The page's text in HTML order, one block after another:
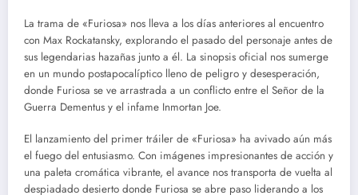
La trama de «Furiosa» nos lleva a los días anteriores al encuentro
con Max Rockatansky, explorando el pasado del personaje antes de
sus legendarias hazañas junto a él. La sinopsis oficial nos sumerge
en un mundo postapocalíptico lleno de peligro y desesperación,
donde Furiosa se ve arrastrada a un conflicto entre el Señor de la
Guerra Dementus y el infame Inmortan Joe.
El lanzamiento del primer tráiler de «Furiosa» ha avivado aún más
el fuego del entusiasmo. Con imágenes impresionantes de acción y
una paleta cromática vibrante, el avance nos transporta de vuelta al
despiadado desierto donde Furiosa se abre paso liderando a los